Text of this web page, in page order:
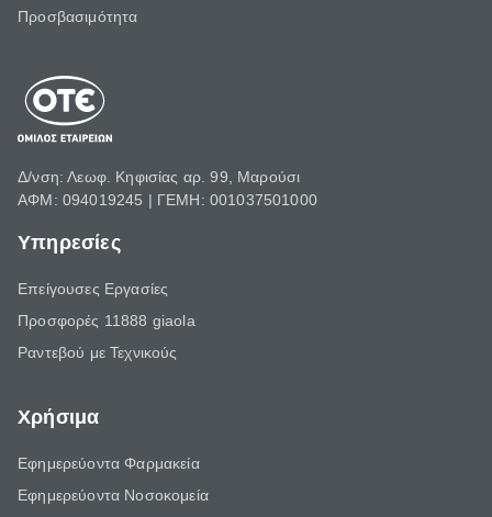
Προσβασιμότητα
Δ/νση: Λεωφ. Κηφισίας αρ. 99, Μαρούσι
ΑΦΜ: 094019245 | ΓΕΜΗ: 001037501000
Υπηρεσίες
Επείγουσες Εργασίες
Προσφορές 11888 giaola
Ραντεβού με Τεχνικούς
Χρήσιμα
Εφημερεύοντα Φαρμακεία
Εφημερεύοντα Νοσοκομεία